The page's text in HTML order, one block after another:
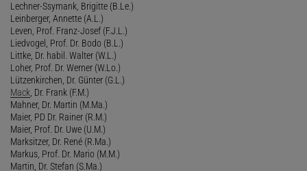
Lechner-Ssymank, Brigitte (B.Le.)
Leinberger, Annette (A.L.)
Leven, Prof. Franz-Josef (F.J.L.)
Liedvogel, Prof. Dr. Bodo (B.L.)
Littke, Dr. habil. Walter (W.L.)
Loher, Prof. Dr. Werner (W.Lo.)
Lützenkirchen, Dr. Günter (G.L.)
Mack , Dr. Frank (F.M.)
Mahner, Dr. Martin (M.Ma.)
Maier, PD Dr. Rainer (R.M.)
Maier, Prof. Dr. Uwe (U.M.)
Marksitzer, Dr. René (R.Ma.)
Markus, Prof. Dr. Mario (M.M.)
Martin, Dr. Stefan (S.Ma.)